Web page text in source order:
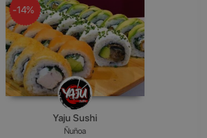
-14%
Yaju Sushi
Ñuñoa